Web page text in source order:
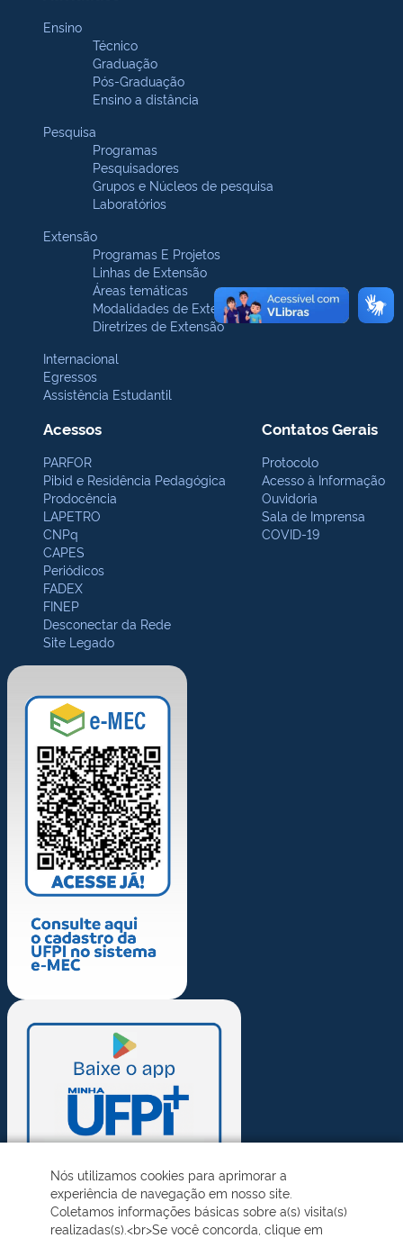
Ensino
Técnico
Graduação
Pós-Graduação
Ensino a distância
Pesquisa
Programas
Pesquisadores
Grupos e Núcleos de pesquisa
Laboratórios
Extensão
Programas E Projetos
Linhas de Extensão
Áreas temáticas
Modalidades de Extensão
Diretrizes de Extensão
Internacional
Egressos
Assistência Estudantil
Acessos
PARFOR
Pibid e Residência Pedagógica
Prodocência
LAPETRO
CNPq
CAPES
Periódicos
FADEX
FINEP
Desconectar da Rede
Site Legado
Contatos Gerais
Protocolo
Acesso à Informação
Ouvidoria
Sala de Imprensa
COVID-19
Nós utilizamos cookies para aprimorar a
experiência de navegação em nosso site.
Coletamos informações básicas sobre a(s) visita(s)
realizadas(s).<br>Se você concorda, clique em